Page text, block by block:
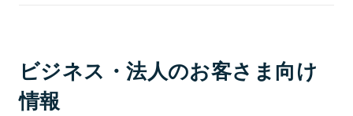
ビジネス・法人のお客さま向け
情報